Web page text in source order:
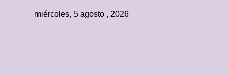
miércoles, 5 agosto , 2026